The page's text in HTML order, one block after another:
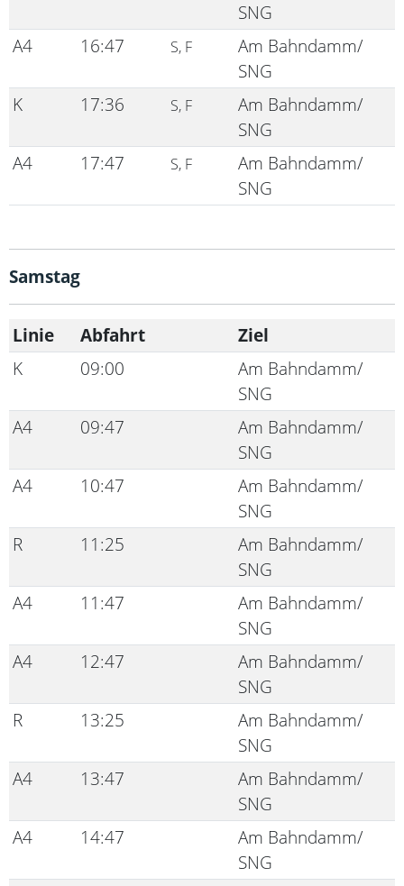
SNG
A4
16:47 S, F
Am Bahndamm/
SNG
K
17:36 S, F
Am Bahndamm/
SNG
A4
17:47 S, F
Am Bahndamm/
SNG
Samstag
Linie Abfahrt
Ziel
K
09:00
Am Bahndamm/
SNG
A4
09:47
Am Bahndamm/
SNG
A4
10:47
Am Bahndamm/
SNG
R
11:25
Am Bahndamm/
SNG
A4
11:47
Am Bahndamm/
SNG
A4
12:47
Am Bahndamm/
SNG
R
13:25
Am Bahndamm/
SNG
A4
13:47
Am Bahndamm/
SNG
A4
14:47
Am Bahndamm/
SNG